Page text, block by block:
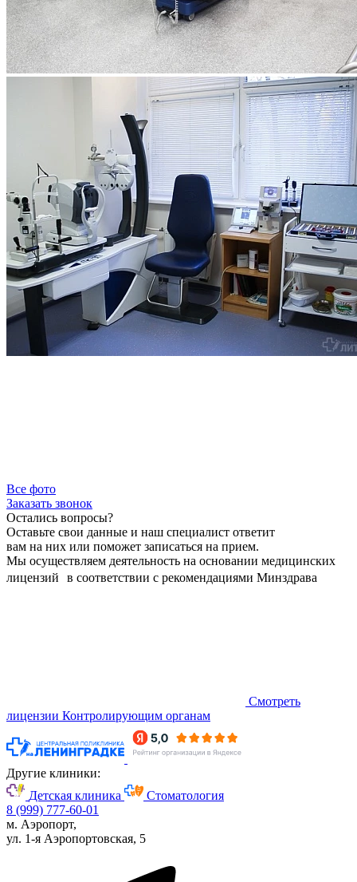
Все фото
Заказать звонок
Остались вопросы?
Оставьте свои данные и наш специалист ответит
вам на них или поможет записаться на прием.
Мы осуществляем деятельность на основании медицинских
лицензий в соответствии с рекомендациями Минздрава
Смотреть
лицензии Контролирующим органам
Другие клиники:
Детская клиника
Стоматология
8 (999) 777-60-01
м. Аэропорт,
ул. 1-я Аэропортовская, 5